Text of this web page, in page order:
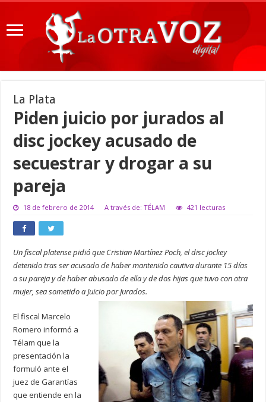
La Plata
Piden juicio por jurados al
disc jockey acusado de
secuestrar y drogar a su
pareja
18 de febrero de 2014 A través de: TÉLAM 421 lecturas
Un fiscal platense pidió que Cristian Martínez Poch, el disc jockey
detenido tras ser acusado de haber mantenido cautiva durante 15 días
a su pareja y de haber abusado de ella y de dos hijas que tuvo con otra
mujer, sea sometido a Juicio por Jurados.
El fiscal Marcelo
Romero informó a
Télam que la
presentación la
formuló ante el
juez de Garantías
que entiende en la